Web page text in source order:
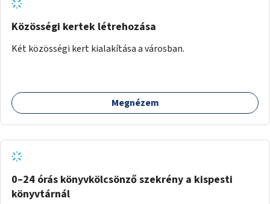
Közösségi kertek létrehozása
Két közösségi kert kialakítása a városban.
Megnézem
0–24 órás könyvkölcsönző szekrény a kispesti
könyvtárnál